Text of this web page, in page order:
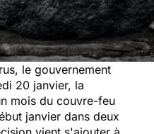
le gouvernement
20 janvier, la
mois du couvre-feu
janvier dans deux